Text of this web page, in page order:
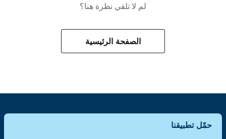
لم لا تلقي نظرة هنا؟
الصفحة الرئيسية
حمّل تطبيقنا